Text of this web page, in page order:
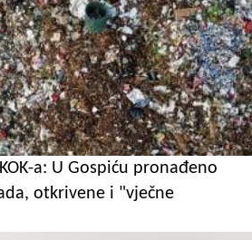
a: U Gospiću pronađeno
otkrivene i "vječne